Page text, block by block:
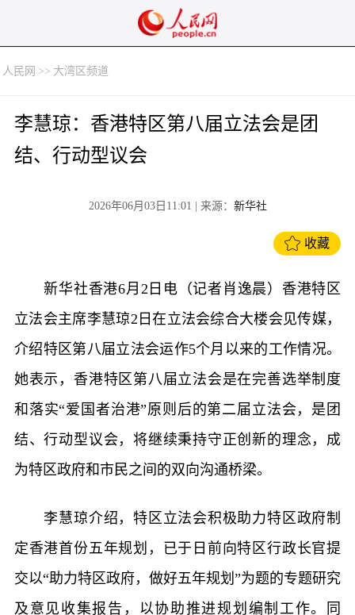
人民网 >> 大湾区频道
李慧琼：香港特区第八届立法会是团
结、行动型议会
2026年06月03日11:01 | 来源： 新华社
收藏
新华社香港6月2日电（记者肖逸晨）香港特区
立法会主席李慧琼2日在立法会综合大楼会见传媒，
介绍特区第八届立法会运作5个月以来的工作情况。
她表示，香港特区第八届立法会是在完善选举制度
和落实“爱国者治港”原则后的第二届立法会，是团
结、行动型议会，将继续秉持守正创新的理念，成
为特区政府和市民之间的双向沟通桥梁。
李慧琼介绍，特区立法会积极助力特区政府制
定香港首份五年规划，已于日前向特区行政长官提
交以“助力特区政府，做好五年规划”为题的专题研究
及意见收集报告，以协助推进规划编制工作。同